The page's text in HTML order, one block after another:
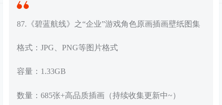
87.《碧蓝航线》之“企业”游戏角色原画插画壁纸图集
格式：JPG、PNG等图片格式
容量：1.33GB
数量：685张+高品质插画（持续收集更新中~）